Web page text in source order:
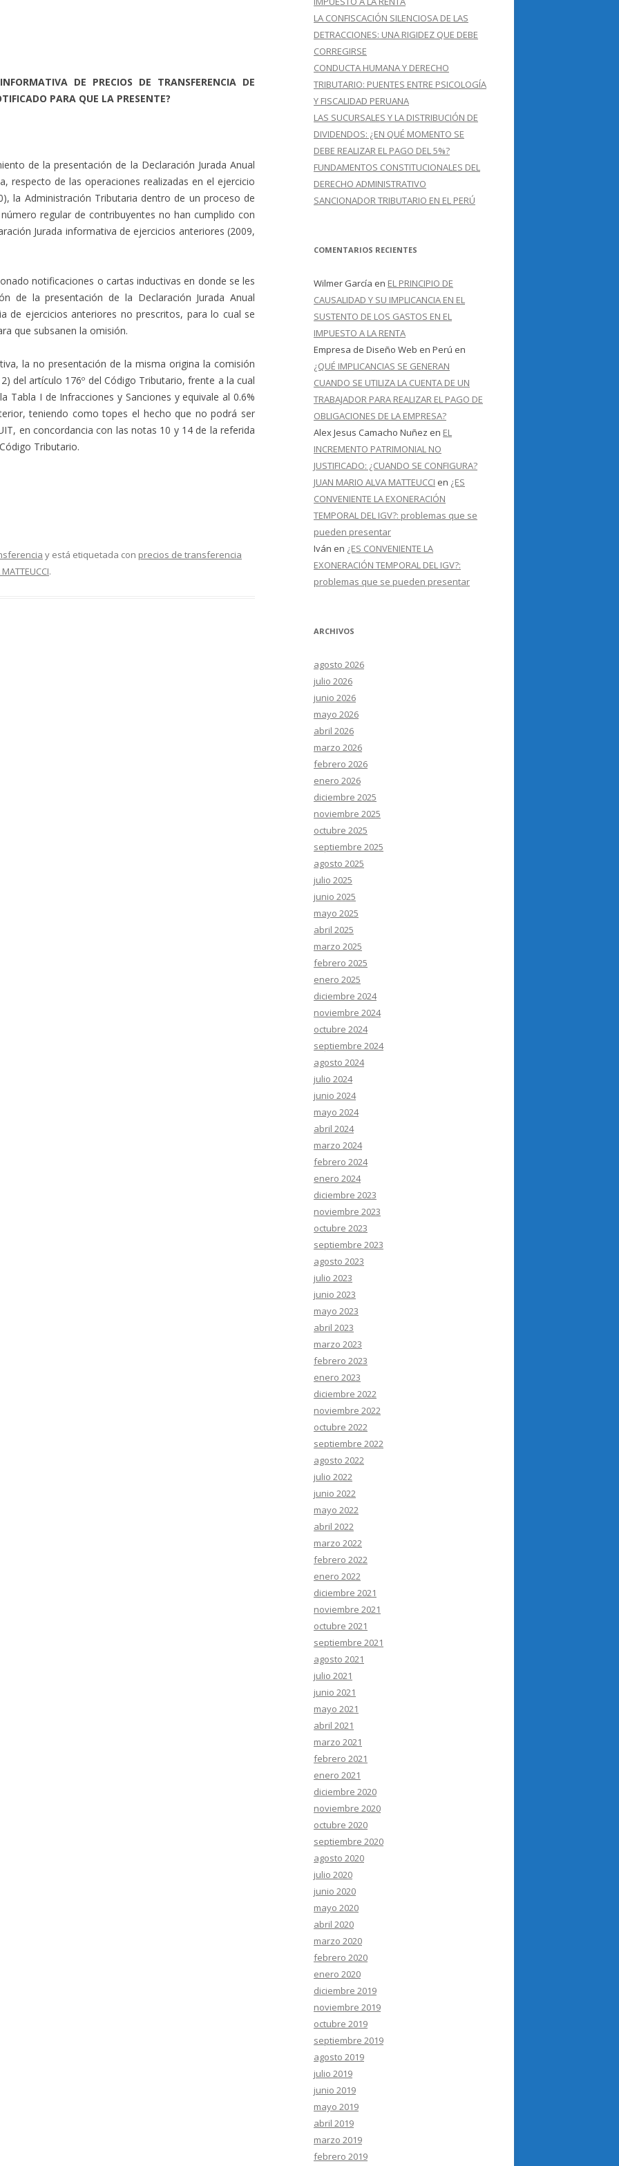
DE PRECIOS DE TRANSFERENCIA DE
PARA QUE LA PRESENTE?
de la presentación de la Declaración Jurada Anual
respecto de las operaciones realizadas en el ejercicio
la Administración Tributaria dentro de un proceso de
regular de contribuyentes no han cumplido con
Jurada informativa de ejercicios anteriores (2009,
notificaciones o cartas inductivas en donde se les
de la presentación de la Declaración Jurada Anual
de ejercicios anteriores no prescritos, para lo cual se
que subsanen la omisión.
la no presentación de la misma origina la comisión
del artículo 176º del Código Tributario, frente a la cual
Tabla I de Infracciones y Sanciones y equivale al 0.6%
teniendo como topes el hecho que no podrá ser
en concordancia con las notas 10 y 14 de la referida
Tributario.
y está etiquetada con precios de transferencia
.
LA CONFISCACIÓN SILENCIOSA DE LAS
DETRACCIONES: UNA RIGIDEZ QUE DEBE
CORREGIRSE
CONDUCTA HUMANA Y DERECHO
TRIBUTARIO: PUENTES ENTRE PSICOLOGÍA
Y FISCALIDAD PERUANA
LAS SUCURSALES Y LA DISTRIBUCIÓN DE
DIVIDENDOS: ¿EN QUÉ MOMENTO SE
DEBE REALIZAR EL PAGO DEL 5%?
FUNDAMENTOS CONSTITUCIONALES DEL
DERECHO ADMINISTRATIVO
SANCIONADOR TRIBUTARIO EN EL PERÚ
COMENTARIOS RECIENTES
Wilmer García en EL PRINCIPIO DE
CAUSALIDAD Y SU IMPLICANCIA EN EL
SUSTENTO DE LOS GASTOS EN EL
IMPUESTO A LA RENTA
Empresa de Diseño Web en Perú en
¿QUÉ IMPLICANCIAS SE GENERAN
CUANDO SE UTILIZA LA CUENTA DE UN
TRABAJADOR PARA REALIZAR EL PAGO DE
OBLIGACIONES DE LA EMPRESA?
Alex Jesus Camacho Nuñez en EL
INCREMENTO PATRIMONIAL NO
JUSTIFICADO: ¿CUANDO SE CONFIGURA?
JUAN MARIO ALVA MATTEUCCI en ¿ES
CONVENIENTE LA EXONERACIÓN
TEMPORAL DEL IGV?: problemas que se
pueden presentar
Iván en ¿ES CONVENIENTE LA
EXONERACIÓN TEMPORAL DEL IGV?:
problemas que se pueden presentar
ARCHIVOS
agosto 2026
julio 2026
junio 2026
mayo 2026
abril 2026
marzo 2026
febrero 2026
enero 2026
diciembre 2025
noviembre 2025
octubre 2025
septiembre 2025
agosto 2025
julio 2025
junio 2025
mayo 2025
abril 2025
marzo 2025
febrero 2025
enero 2025
diciembre 2024
noviembre 2024
octubre 2024
septiembre 2024
agosto 2024
julio 2024
junio 2024
mayo 2024
abril 2024
marzo 2024
febrero 2024
enero 2024
diciembre 2023
noviembre 2023
octubre 2023
septiembre 2023
agosto 2023
julio 2023
junio 2023
mayo 2023
abril 2023
marzo 2023
febrero 2023
enero 2023
diciembre 2022
noviembre 2022
octubre 2022
septiembre 2022
agosto 2022
julio 2022
junio 2022
mayo 2022
abril 2022
marzo 2022
febrero 2022
enero 2022
diciembre 2021
noviembre 2021
octubre 2021
septiembre 2021
agosto 2021
julio 2021
junio 2021
mayo 2021
abril 2021
marzo 2021
febrero 2021
enero 2021
diciembre 2020
noviembre 2020
octubre 2020
septiembre 2020
agosto 2020
julio 2020
junio 2020
mayo 2020
abril 2020
marzo 2020
febrero 2020
enero 2020
diciembre 2019
noviembre 2019
octubre 2019
septiembre 2019
agosto 2019
julio 2019
junio 2019
mayo 2019
abril 2019
marzo 2019
febrero 2019